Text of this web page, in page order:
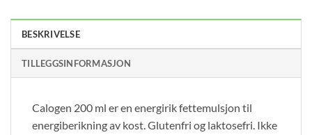
BESKRIVELSE
TILLEGGSINFORMASJON
Calogen 200 ml er en energirik fettemulsjon til
energiberikning av kost. Glutenfri og laktosefri. Ikke